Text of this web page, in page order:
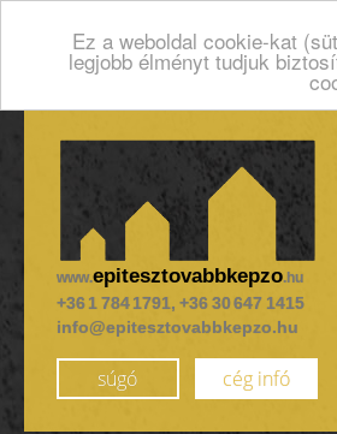
Ez a weboldal cookie-kat
legjobb élményt tudjuk
www.epitesztovabbkepzo.hu
+36 1 784 1791, +36 30 647 1415
info@epitesztovabbkepzo.hu
súgó cég infó